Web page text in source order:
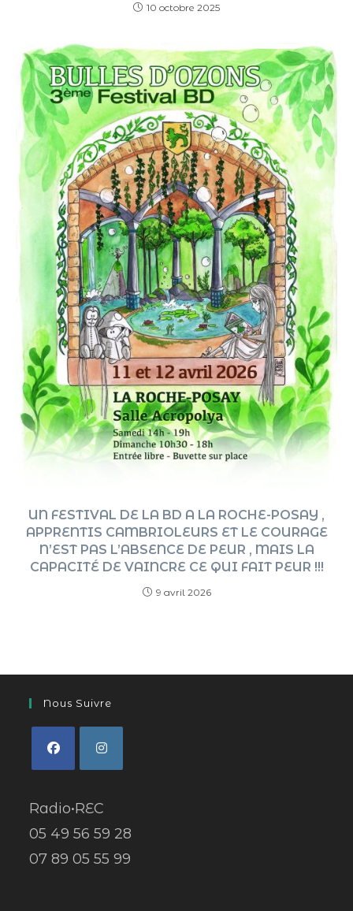
10 octobre 2025
UN FESTIVAL DE LA BD A LA ROCHE-POSAY ,
APPRENTIS CAMBRIOLEURS ET LE COURAGE
N’EST PAS L’ABSENCE DE PEUR , MAIS LA
CAPACITÉ DE VAINCRE CE QUI FAIT PEUR !!!
9 avril 2026
Nous Suivre
Radio•REC
05 49 56 59 28
07 89 05 55 99